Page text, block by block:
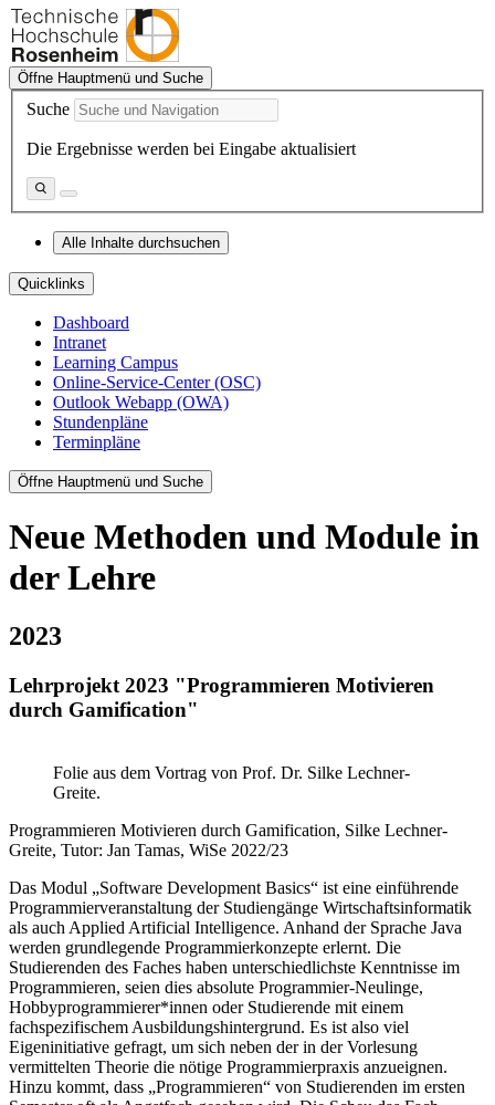
Öffne Hauptmenü und Suche
Suche
Die Ergebnisse werden bei Eingabe aktualisiert
Alle Inhalte durchsuchen
Quicklinks
Dashboard
Intranet
Learning Campus
Online-Service-Center (OSC)
Outlook Webapp (OWA)
Stundenpläne
Terminpläne
Öffne Hauptmenü und Suche
Neue Methoden und Module in
der Lehre
2023
Lehrprojekt 2023 "Programmieren Motivieren
durch Gamification"
Folie aus dem Vortrag von Prof. Dr. Silke Lechner-
Greite.
Programmieren Motivieren durch Gamification, Silke Lechner-
Greite, Tutor: Jan Tamas, WiSe 2022/23
Das Modul „Software Development Basics“ ist eine einführende
Programmierveranstaltung der Studiengänge Wirtschaftsinformatik
als auch Applied Artificial Intelligence. Anhand der Sprache Java
werden grundlegende Programmierkonzepte erlernt. Die
Studierenden des Faches haben unterschiedlichste Kenntnisse im
Programmieren, seien dies absolute Programmier-Neulinge,
Hobbyprogrammierer*innen oder Studierende mit einem
fachspezifischem Ausbildungshintergrund. Es ist also viel
Eigeninitiative gefragt, um sich neben der in der Vorlesung
vermittelten Theorie die nötige Programmierpraxis anzueignen.
Hinzu kommt, dass „Programmieren“ von Studierenden im ersten